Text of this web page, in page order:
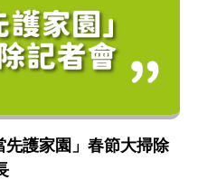
先護家園」春節大掃除